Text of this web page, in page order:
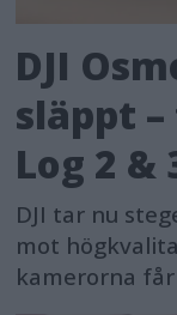
DJI
släppt
Log 2 &
DJI tar nu
mot
kamerorna